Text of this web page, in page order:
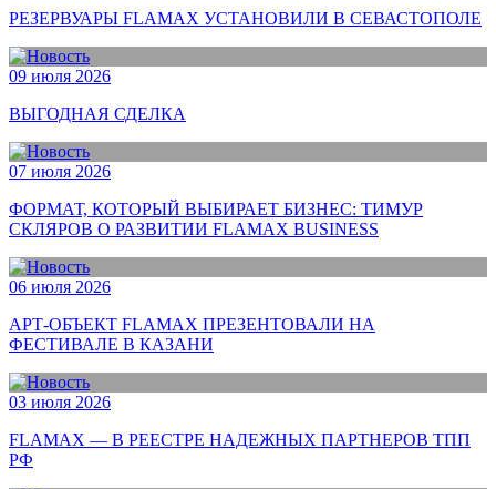
РЕЗЕРВУАРЫ FLAMAX УСТАНОВИЛИ В СЕВАСТОПОЛЕ
09 июля 2026
ВЫГОДНАЯ СДЕЛКА
07 июля 2026
ФОРМАТ, КОТОРЫЙ ВЫБИРАЕТ БИЗНЕС: ТИМУР
СКЛЯРОВ О РАЗВИТИИ FLAMAX BUSINESS
06 июля 2026
АРТ-ОБЪЕКТ FLAMAX ПРЕЗЕНТОВАЛИ НА
ФЕСТИВАЛЕ В КАЗАНИ
03 июля 2026
FLAMAX — В РЕЕСТРЕ НАДЕЖНЫХ ПАРТНЕРОВ ТПП
РФ